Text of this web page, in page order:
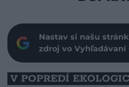
Nastav si našu
zdroj vo Vyhľadávaní
V POPREDÍ